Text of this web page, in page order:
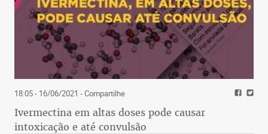
18:05 - 16/06/2021 - Compartilhe
Ivermectina em altas doses pode causar
intoxicação e até convulsão